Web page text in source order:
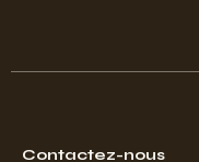
Contactez-nous